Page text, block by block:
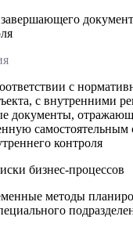
с
с внутренними
документы,
контроля
бизнес-процессов
методы